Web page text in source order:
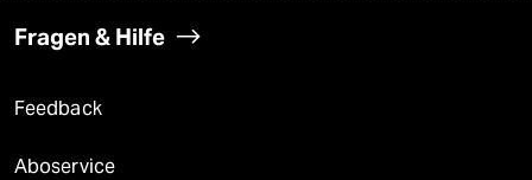
Fragen & Hilfe
Feedback
Aboservice